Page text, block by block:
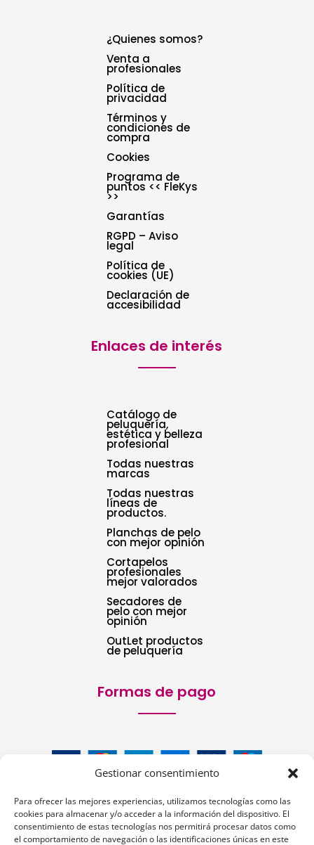
Gestionar consentimiento
Para ofrecer las mejores experiencias, utilizamos tecnologías como las
cookies para almacenar y/o acceder a la información del dispositivo. El
consentimiento de estas tecnologías nos permitirá procesar datos como
el comportamiento de navegación o las identificaciones únicas en este
¿Quienes somos?
Venta a
profesionales
Política de
privacidad
Términos y
condiciones de
compra
Cookies
Programa de
puntos << FleKys
>>
Garantías
RGPD – Aviso
legal
Política de
cookies (UE)
Declaración de
accesibilidad
Enlaces de interés
Catálogo de
peluquería,
estética y belleza
profesional
Todas nuestras
marcas
Todas nuestras
líneas de
productos.
Planchas de pelo
con mejor opinión
Cortapelos
profesionales
mejor valorados
Secadores de
pelo con mejor
opinión
OutLet productos
de peluquería
Formas de pago